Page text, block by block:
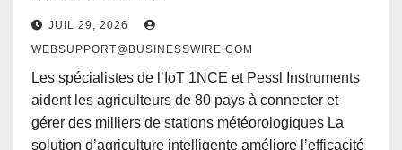
JUIL 29, 2026
WEBSUPPORT@BUSINESSWIRE.COM
Les spécialistes de l’IoT 1NCE et Pessl Instruments
aident les agriculteurs de 80 pays à connecter et
gérer des milliers de stations météorologiques La
solution d’agriculture intelligente améliore l’efficacité